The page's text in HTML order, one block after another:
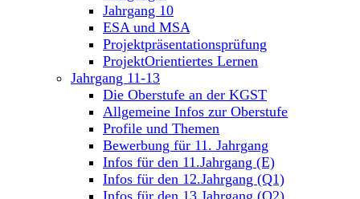
Jahrgang 10
ESA und MSA
Projektpräsentationsprüfung
ProjektOrientiertes Lernen
Jahrgang 11-13
Die Oberstufe an der KGST
Allgemeine Infos zur Oberstufe
Profile und Themen
Bewerbung für 11. Jahrgang
Infos für den 11.Jahrgang (E)
Infos für den 12.Jahrgang (Q1)
Infos für den 13.Jahrgang (Q2)